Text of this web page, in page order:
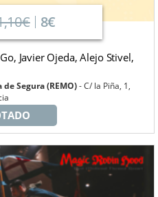
8€
Javier Ojeda, Alejo Stivel,
Segura (REMO) C/ la Piña, 1,